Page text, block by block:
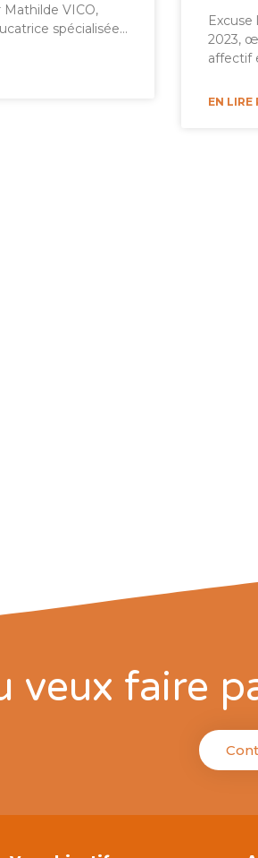
VICO,
spécialisée…
Excuse
2023,
affectif
EN LIRE
veux faire